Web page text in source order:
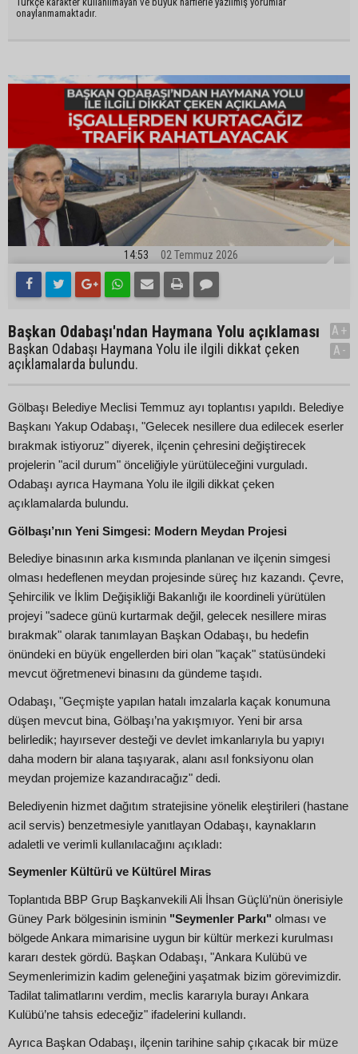
onaylanmamaktadır.
14:53 02 Temmuz 2026
Başkan Odabaşı'ndan Haymana Yolu açıklaması
Başkan Odabaşı Haymana Yolu ile ilgili dikkat çeken
açıklamalarda bulundu.
A+
A-
Gölbaşı Belediye Meclisi Temmuz ayı toplantısı yapıldı. Belediye
Başkanı Yakup Odabaşı, "Gelecek nesillere dua edilecek eserler
bırakmak istiyoruz" diyerek, ilçenin çehresini değiştirecek
projelerin "acil durum" önceliğiyle yürütüleceğini vurguladı.
Odabaşı ayrıca Haymana Yolu ile ilgili dikkat çeken
açıklamalarda bulundu.
Gölbaşı’nın Yeni Simgesi: Modern Meydan Projesi
Belediye binasının arka kısmında planlanan ve ilçenin simgesi
olması hedeflenen meydan projesinde süreç hız kazandı. Çevre,
Şehircilik ve İklim Değişikliği Bakanlığı ile koordineli yürütülen
projeyi "sadece günü kurtarmak değil, gelecek nesillere miras
bırakmak" olarak tanımlayan Başkan Odabaşı, bu hedefin
önündeki en büyük engellerden biri olan "kaçak" statüsündeki
mevcut öğretmenevi binasını da gündeme taşıdı.
Odabaşı, "Geçmişte yapılan hatalı imzalarla kaçak konumuna
düşen mevcut bina, Gölbaşı’na yakışmıyor. Yeni bir arsa
belirledik; hayırsever desteği ve devlet imkanlarıyla bu yapıyı
daha modern bir alana taşıyarak, alanı asıl fonksiyonu olan
meydan projemize kazandıracağız" dedi.
Belediyenin hizmet dağıtım stratejisine yönelik eleştirileri (hastane
acil servis) benzetmesiyle yanıtlayan Odabaşı, kaynakların
adaletli ve verimli kullanılacağını açıkladı:
Seymenler Kültürü ve Kültürel Miras
Toplantıda BBP Grup Başkanvekili Ali İhsan Güçlü’nün önerisiyle
Güney Park bölgesinin isminin "Seymenler Parkı" olması ve
bölgede Ankara mimarisine uygun bir kültür merkezi kurulması
kararı destek gördü. Başkan Odabaşı, "Ankara Kulübü ve
Seymenlerimizin kadim geleneğini yaşatmak bizim görevimizdir.
Tadilat talimatlarını verdim, meclis kararıyla burayı Ankara
Kulübü’ne tahsis edeceğiz" ifadelerini kullandı.
Ayrıca Başkan Odabaşı, ilçenin tarihine sahip çıkacak bir müze